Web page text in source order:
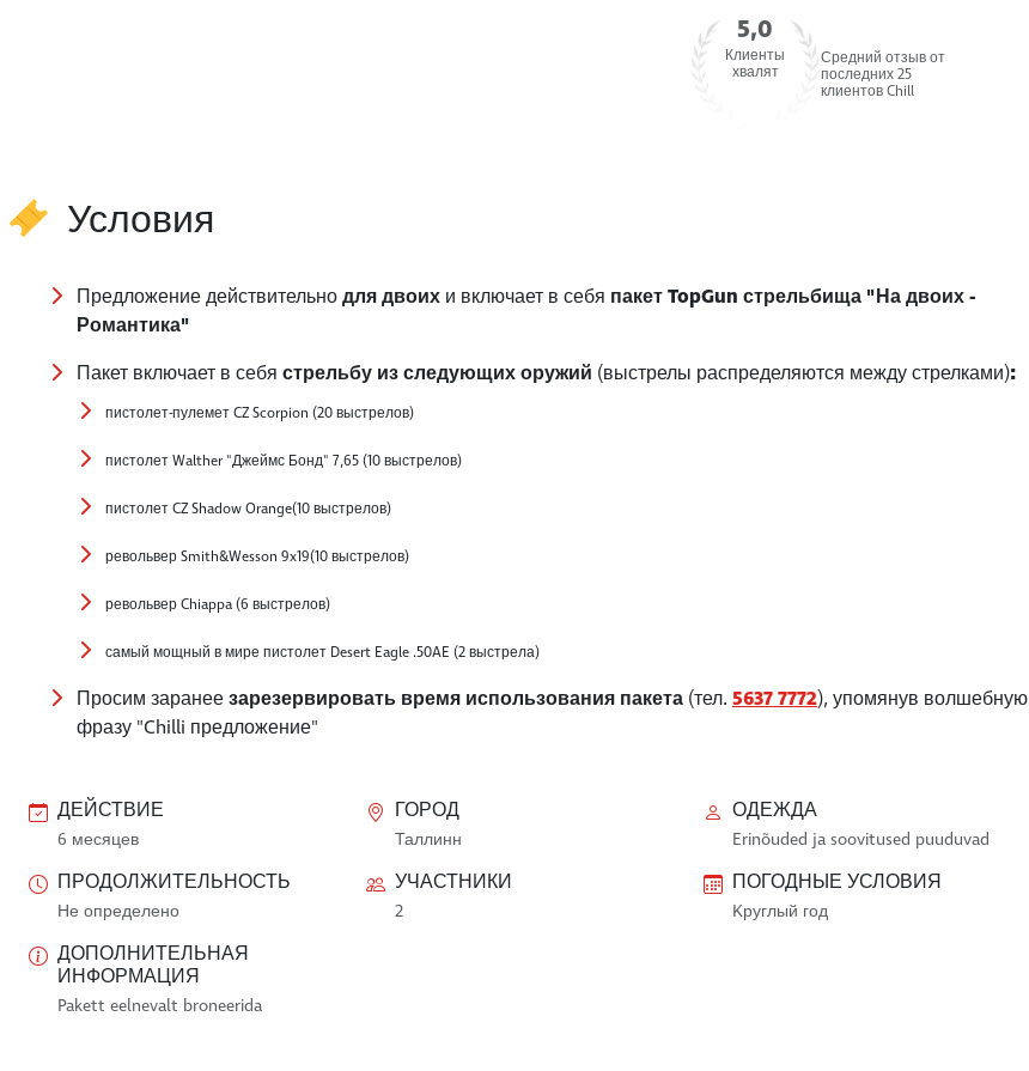
5,0
Клиенты
хвалят
Средний отзыв от
последних 25
клиентов Chill
Условия
Предложение действительнодля двоих и включает в себя пакет TopGun стрельбища "На двоих -
Романтика"
Пакет включает в себя стрельбу из следующих оружий (выстрелы распределяются между стрелками):
пистолет-пулемет CZ Scorpion (20 выстрелов)
пистолет Walther "Джеймс Бонд" 7,65 (10 выстрелов)
пистолет CZ Shadow Orange(10 выстрелов)
револьвер Smith&Wesson 9x19(10 выстрелов)
револьвер Chiappa (6 выстрелов)
самый мощный в мире пистолет Desert Eagle .50AE (2 выстрела)
Просим заранеезарезервировать время использования пакета (тел. 5637 7772), упомянув волшебную
фразу "Chilli предложение"
ДЕЙСТВИЕ
6 месяцев
ГОРОД
Таллинн
ОДЕЖДА
Erinõuded ja soovitused puuduvad
ПРОДОЛЖИТЕЛЬНОСТЬ
Не определено
УЧАСТНИКИ
2
ПОГОДНЫЕ УСЛОВИЯ
Kруглый год
ДОПОЛНИТЕЛЬНАЯ
ИНФОРМАЦИЯ
Pakett eelnevalt broneerida